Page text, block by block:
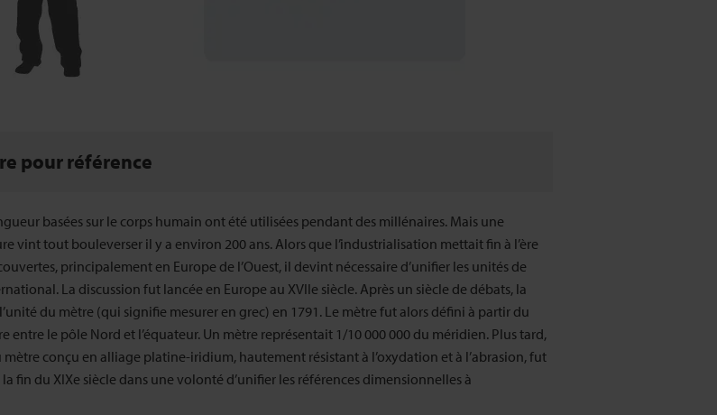
pour référence
basées sur le corps humain ont été utilisées pendant des millénaires. Mais une
vint tout bouleverser il y a environ 200 ans. Alors que l’industrialisation mettait fin à l’ère
principalement en Europe de l’Ouest, il devint nécessaire d’unifier les unités de
La discussion fut lancée en Europe au XVIIe siècle. Après un siècle de débats, la
du mètre (qui signifie mesurer en grec) en 1791. Le mètre fut alors défini à partir du
entre le pôle Nord et l’équateur. Un mètre représentait 1/10 000 000 du méridien. Plus tard,
conçu en alliage platine-iridium, hautement résistant à l’oxydation et à l’abrasion, fut
la fin du XIXe siècle dans une volonté d’unifier les références dimensionnelles à